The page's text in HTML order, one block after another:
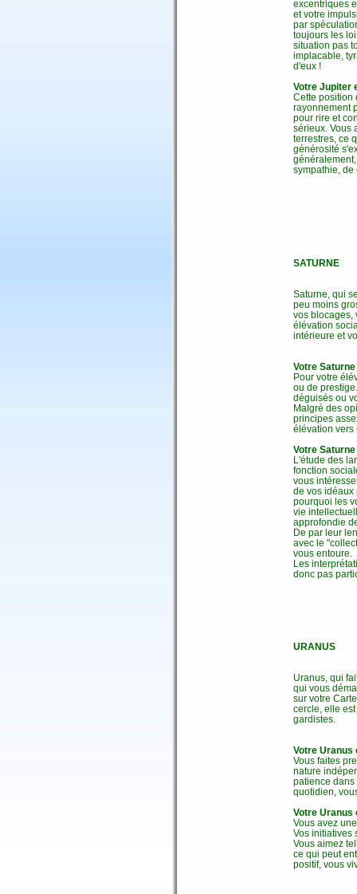
excentriques
et votre
par
toujours les
situation pas
implacable,
d'eux !
Votre Jupiter
Cette position
rayonnement
pour rire et
sérieux. Vous
terrestres, ce
générosité
sympathie, de
SATURNE
Saturne, qui
peu moins
vos blocages,
élévation
intérieure et
Votre
Pour votre
ou de
déguisés ou
Malgré des
principes
élévation vers
Votre
L'étude des
fonction
vous
de vos idéaux
pourquoi les
vie
approfondie
De par leur
avec le
vous entoure.
Les
donc pas
URANUS
Uranus, qui
qui vous
sur votre
cercle, elle
gardistes.
Votre Uranus
Vous faites
nature
patience dans
quotidien,
Votre Uranus
Vous avez
Vos initiatives
Vous aimez
ce qui peut
positif, vous